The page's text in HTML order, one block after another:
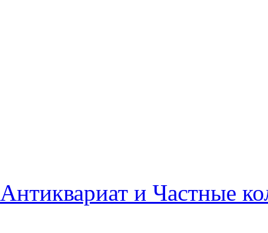
Антиквариат и Частные